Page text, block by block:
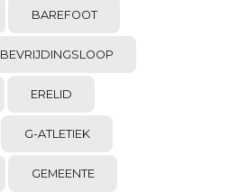
BAREFOOT
BEVRIJDINGSLOOP
ERELID
G-ATLETIEK
GEMEENTE